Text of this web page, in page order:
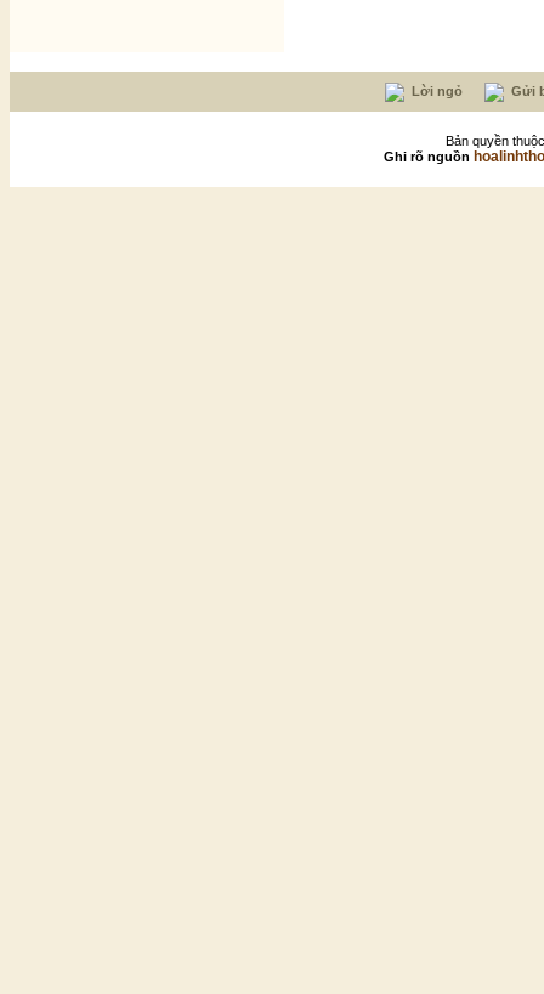
Lời ngỏ Gửi
Bản quyền
Ghi rõ nguồn